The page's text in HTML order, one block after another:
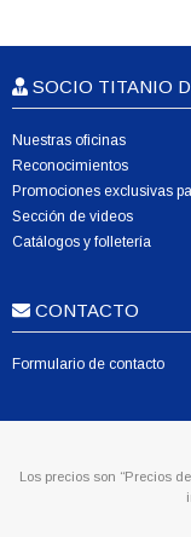
SOCIO TITANIO
Nuestras oficinas
Reconocimientos
Promociones exclusivas
Sección de videos
Catálogos y folletería
CONTACTO
Formulario de contacto
Los precios son “Precios